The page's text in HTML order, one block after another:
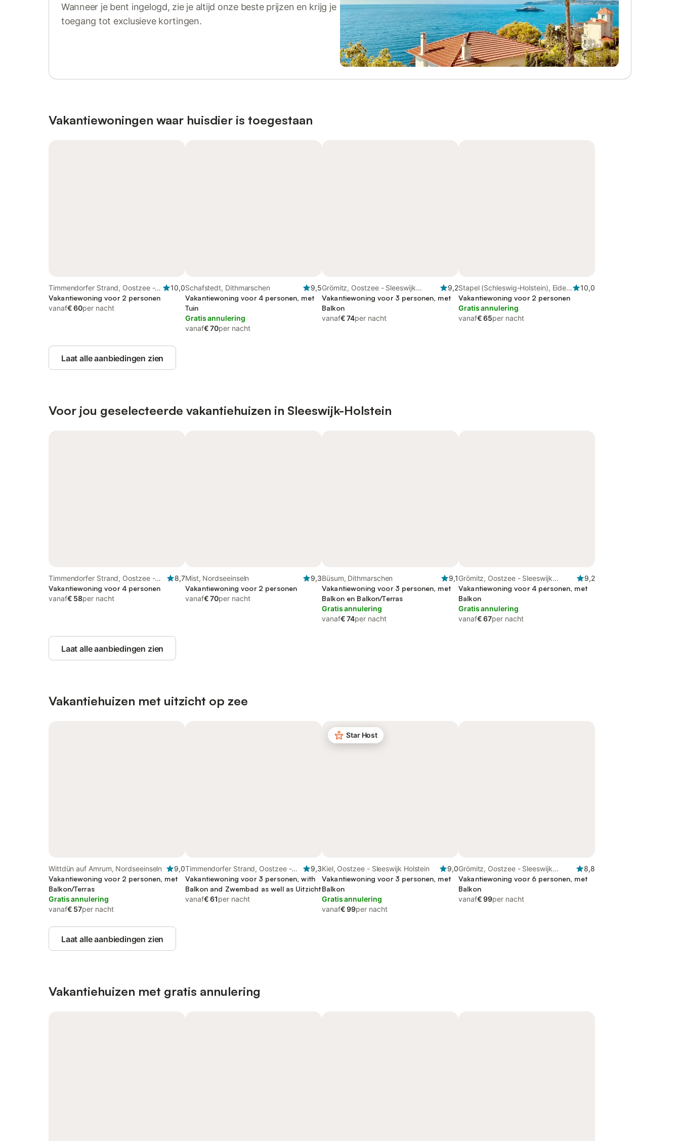
Wanneer je bent ingelogd, zie je altijd onze beste prijzen en krijg je
toegang tot exclusieve kortingen.
Vakantiewoningen waar huisdier is toegestaan
Timmendorfer Strand, Oostzee -
Sleeswijk Holstein
10,0
Vakantiewoning voor 2 personen
vanaf€ 60per nacht
Schafstedt, Dithmarschen
9,5
Vakantiewoning voor 4 personen, met
Tuin
Gratis annulering
vanaf€ 70per nacht
Grömitz, Oostzee - Sleeswijk
Holstein
9,2
Vakantiewoning voor 3 personen, met
Balkon
vanaf€ 74per nacht
Stapel (Schleswig-Holstein), Eider-
Treene-Sorge
10,0
Vakantiewoning voor 2 personen
Gratis annulering
vanaf€ 65per nacht
Laat alle aanbiedingen zien
Voor jou geselecteerde vakantiehuizen in Sleeswijk-Holstein
Timmendorfer Strand, Oostzee -
Sleeswijk Holstein
8,7
Vakantiewoning voor 4 personen
vanaf€ 58per nacht
Mist, Nordseeinseln
9,3
Vakantiewoning voor 2 personen
vanaf€ 70per nacht
Büsum, Dithmarschen
9,1
Vakantiewoning voor 3 personen, met
Balkon en Balkon/Terras
Gratis annulering
vanaf€ 74per nacht
Grömitz, Oostzee - Sleeswijk
Holstein
9,2
Vakantiewoning voor 4 personen, met
Balkon
Gratis annulering
vanaf€ 67per nacht
Laat alle aanbiedingen zien
Vakantiehuizen met uitzicht op zee
Wittdün auf Amrum, Nordseeinseln
9,0
Vakantiewoning voor 2 personen, met
Balkon/Terras
Gratis annulering
vanaf€ 57per nacht
Timmendorfer Strand, Oostzee -
Sleeswijk Holstein
9,3
Vakantiewoning voor 3 personen, with
Balkon and Zwembad as well as Uitzicht
vanaf€ 61per nacht
Star Host
Kiel, Oostzee - Sleeswijk Holstein
9,0
Vakantiewoning voor 3 personen, met
Balkon
Gratis annulering
vanaf€ 99per nacht
Grömitz, Oostzee - Sleeswijk
Holstein
8,8
Vakantiewoning voor 6 personen, met
Balkon
vanaf€ 99per nacht
Laat alle aanbiedingen zien
Vakantiehuizen met gratis annulering